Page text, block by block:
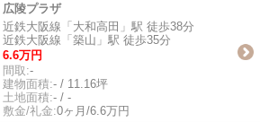
広陵プラザ
近鉄大阪線「大和高田」駅 徒歩38分
近鉄大阪線「築山」駅 徒歩35分
6.6万円
間取:-
建物面積:- / 11.16坪
土地面積:- / -
敷金/礼金:0ヶ月/6.6万円